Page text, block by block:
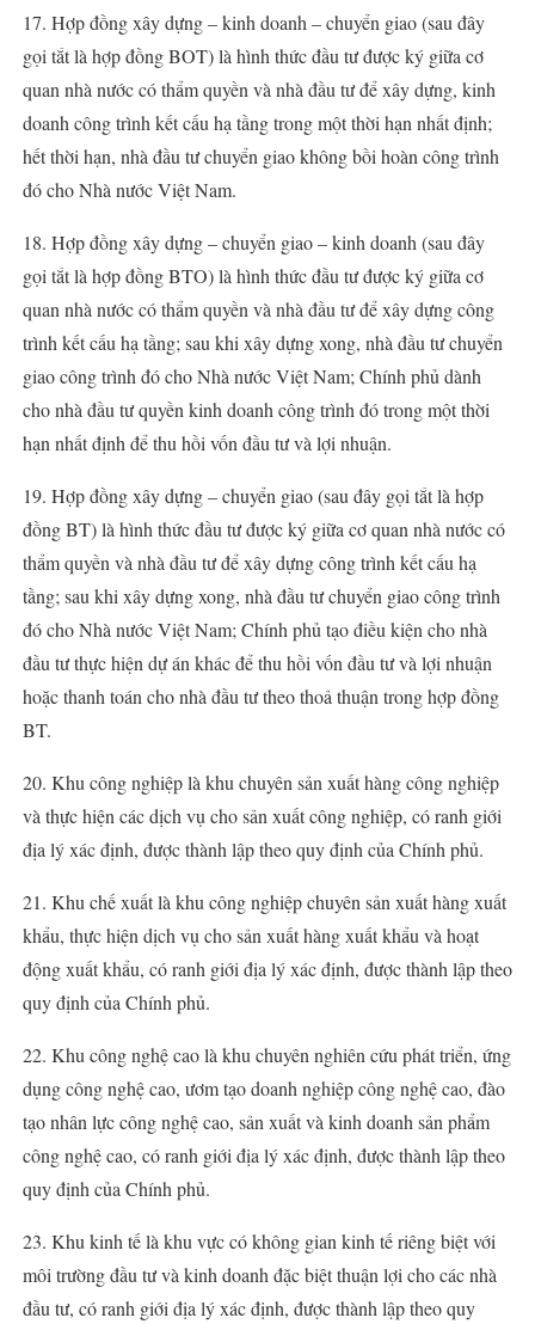
17. Hợp đồng xây dựng – kinh doanh – chuyển giao (sau đây
gọi tắt là hợp đồng BOT) là hình thức đầu tư được ký giữa cơ
quan nhà nước có thẩm quyền và nhà đầu tư để xây dựng, kinh
doanh công trình kết cấu hạ tầng trong một thời hạn nhất định;
hết thời hạn, nhà đầu tư chuyển giao không bồi hoàn công trình
đó cho Nhà nước Việt Nam.
18. Hợp đồng xây dựng – chuyển giao – kinh doanh (sau đây
gọi tắt là hợp đồng BTO) là hình thức đầu tư được ký giữa cơ
quan nhà nước có thẩm quyền và nhà đầu tư để xây dựng công
trình kết cấu hạ tầng; sau khi xây dựng xong, nhà đầu tư chuyển
giao công trình đó cho Nhà nước Việt Nam; Chính phủ dành
cho nhà đầu tư quyền kinh doanh công trình đó trong một thời
hạn nhất định để thu hồi vốn đầu tư và lợi nhuận.
19. Hợp đồng xây dựng – chuyển giao (sau đây gọi tắt là hợp
đồng BT) là hình thức đầu tư được ký giữa cơ quan nhà nước có
thẩm quyền và nhà đầu tư để xây dựng công trình kết cấu hạ
tầng; sau khi xây dựng xong, nhà đầu tư chuyển giao công trình
đó cho Nhà nước Việt Nam; Chính phủ tạo điều kiện cho nhà
đầu tư thực hiện dự án khác để thu hồi vốn đầu tư và lợi nhuận
hoặc thanh toán cho nhà đầu tư theo thoả thuận trong hợp đồng
BT.
20. Khu công nghiệp là khu chuyên sản xuất hàng công nghiệp
và thực hiện các dịch vụ cho sản xuất công nghiệp, có ranh giới
địa lý xác định, được thành lập theo quy định của Chính phủ.
21. Khu chế xuất là khu công nghiệp chuyên sản xuất hàng xuất
khẩu, thực hiện dịch vụ cho sản xuất hàng xuất khẩu và hoạt
động xuất khẩu, có ranh giới địa lý xác định, được thành lập theo
quy định của Chính phủ.
22. Khu công nghệ cao là khu chuyên nghiên cứu phát triển, ứng
dụng công nghệ cao, ươm tạo doanh nghiệp công nghệ cao, đào
tạo nhân lực công nghệ cao, sản xuất và kinh doanh sản phẩm
công nghệ cao, có ranh giới địa lý xác định, được thành lập theo
quy định của Chính phủ.
23. Khu kinh tế là khu vực có không gian kinh tế riêng biệt với
môi trường đầu tư và kinh doanh đặc biệt thuận lợi cho các nhà
đầu tư, có ranh giới địa lý xác định, được thành lập theo quy